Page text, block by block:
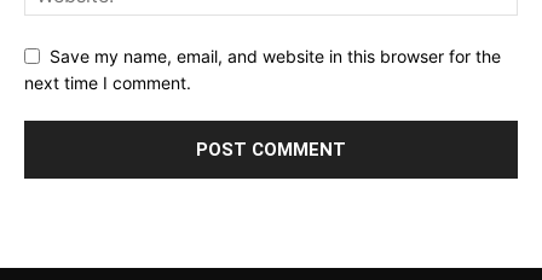
Save my name, email, and website in this browser for the
next time I comment.